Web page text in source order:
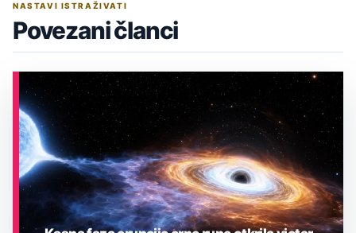
NASTAVI ISTRAŽIVATI
Povezani članci